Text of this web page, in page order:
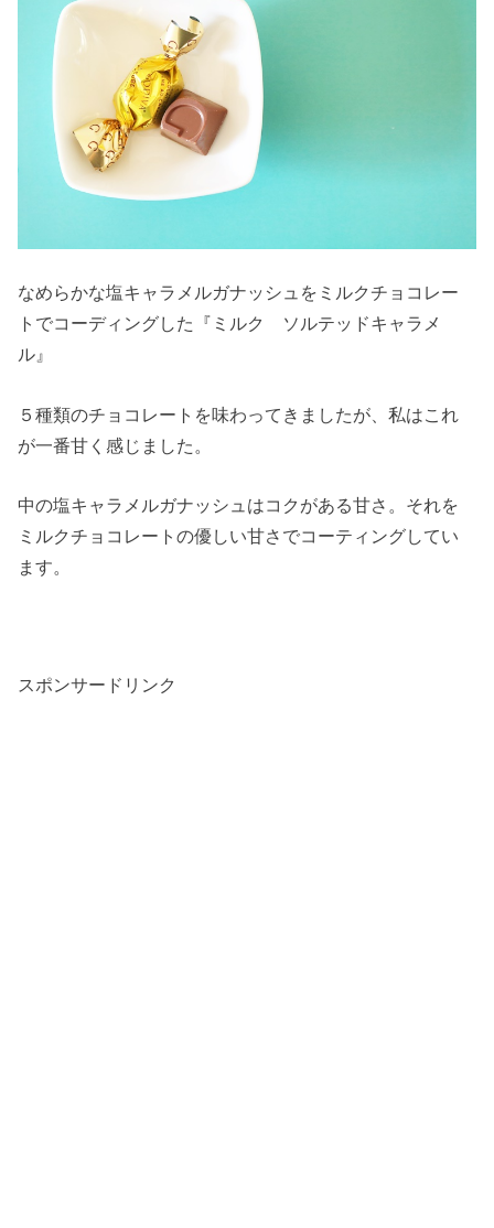
なめらかな塩キャラメルガナッシュをミルクチョコレー
トでコーディングした『ミルク ソルテッドキャラメ
ル』
５種類のチョコレートを味わってきましたが、私はこれ
が一番甘く感じました。
中の塩キャラメルガナッシュはコクがある甘さ。それを
ミルクチョコレートの優しい甘さでコーティングしてい
ます。
スポンサードリンク